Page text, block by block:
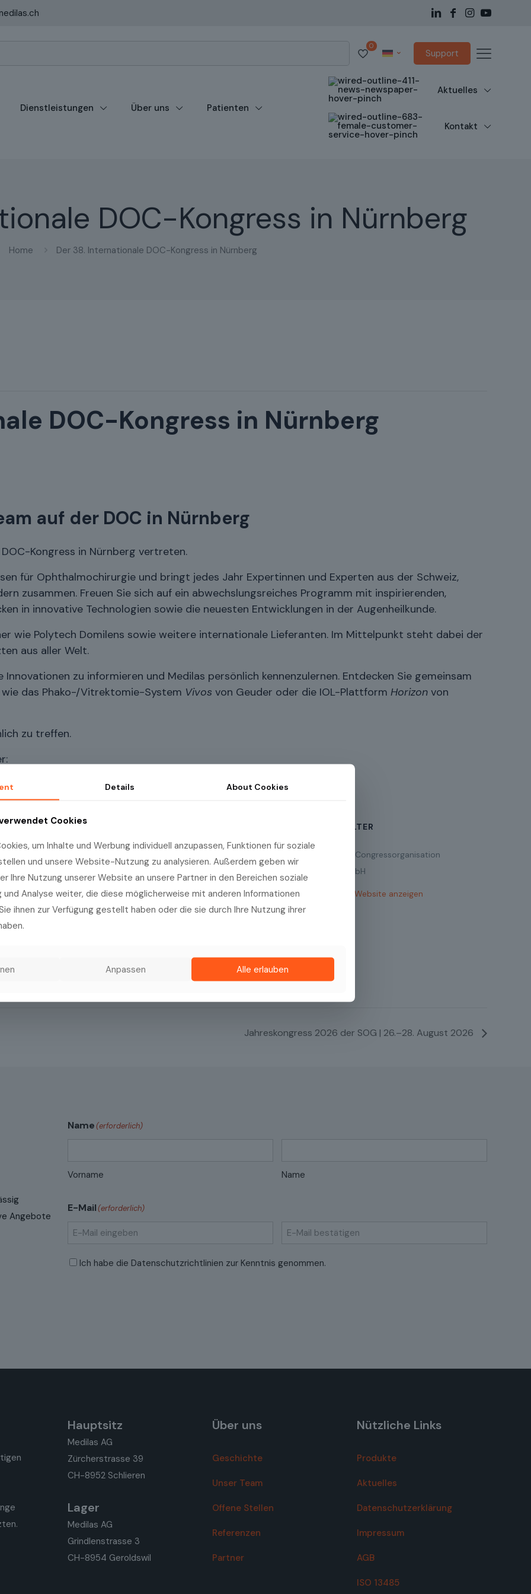
0
Support
Dienstleistungen Über uns Patienten
Aktuelles
Kontakt
DOC-Kongress in Nürnberg
Home Der 38. Internationale DOC-Kongress in Nürnberg
DOC-Kongress in Nürnberg
auf der DOC in Nürnberg
Kongress in Nürnberg vertreten.
für Ophthalmochirurgie und bringt jedes Jahr Expertinnen und Experten aus der Schweiz,
zusammen. Freuen Sie sich auf ein abwechslungsreiches Programm mit inspirierenden,
in innovative Technologien sowie die neuesten Entwicklungen in der Augenheilkunde.
wie Polytech Domilens sowie weitere internationale Lieferanten. Im Mittelpunkt steht dabei der
aus aller Welt.
zu informieren und Medilas persönlich kennenzulernen. Entdecken Sie gemeinsam
das Phako-/Vitrektomie-System Vivos von Geuder oder die IOL-PlattformHorizon von
zu treffen.
Neuwieder Str. 9
Nürnberg, 90411 Germany Google Karte
VERANSTALTER
Medizinische Congressorganisation
Nürnberg GmbH
Veranstalter-Website anzeigen
Jahreskongress 2026 der SOG | 26.–28. August 2026
Angebote
Name(erforderlich)
Vorname Name
E-Mail(erforderlich)
Mail
Datenschutzrichtlinien(erforderlich)
Ich habe die Datenschutzrichtlinien zur Kenntnis genommen.
Hauptsitz
Medilas AG
Zürcherstrasse 39
CH-8952 Schlieren
Lager
Medilas AG
Grindlenstrasse 3
CH-8954 Geroldswil
Über uns
Geschichte
Unser Team
Offene Stellen
Referenzen
Partner
Nützliche Links
Produkte
Aktuelles
Datenschutzerklärung
Impressum
AGB
ISO 13485
Details About Cookies
Cookies
um Inhalte und Werbung individuell anzupassen, Funktionen für soziale
und unsere Website-Nutzung zu analysieren. Außerdem geben wir
Ihre Nutzung unserer Website an unsere Partner in den Bereichen soziale
und Analyse weiter, die diese möglicherweise mit anderen Informationen
ihnen zur Verfügung gestellt haben oder die sie durch Ihre Nutzung ihrer
Anpassen Alle erlauben